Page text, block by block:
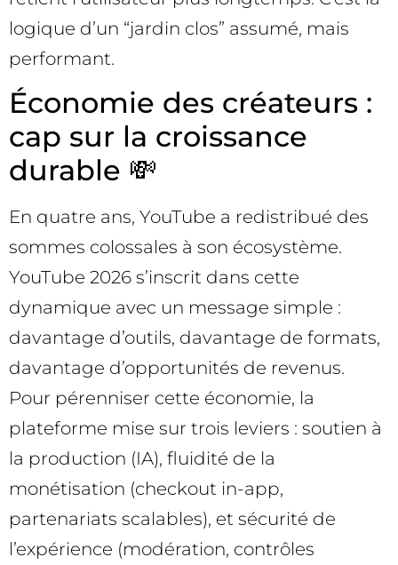
logique d’un “jardin clos” assumé, mais
performant.
Économie des créateurs :
cap sur la croissance
durable 💸
En quatre ans, YouTube a redistribué des
sommes colossales à son écosystème.
YouTube 2026 s’inscrit dans cette
dynamique avec un message simple :
davantage d’outils, davantage de formats,
davantage d’opportunités de revenus.
Pour pérenniser cette économie, la
plateforme mise sur trois leviers : soutien à
la production (IA), fluidité de la
monétisation (checkout in-app,
partenariats scalables), et sécurité de
l’expérience (modération, contrôles